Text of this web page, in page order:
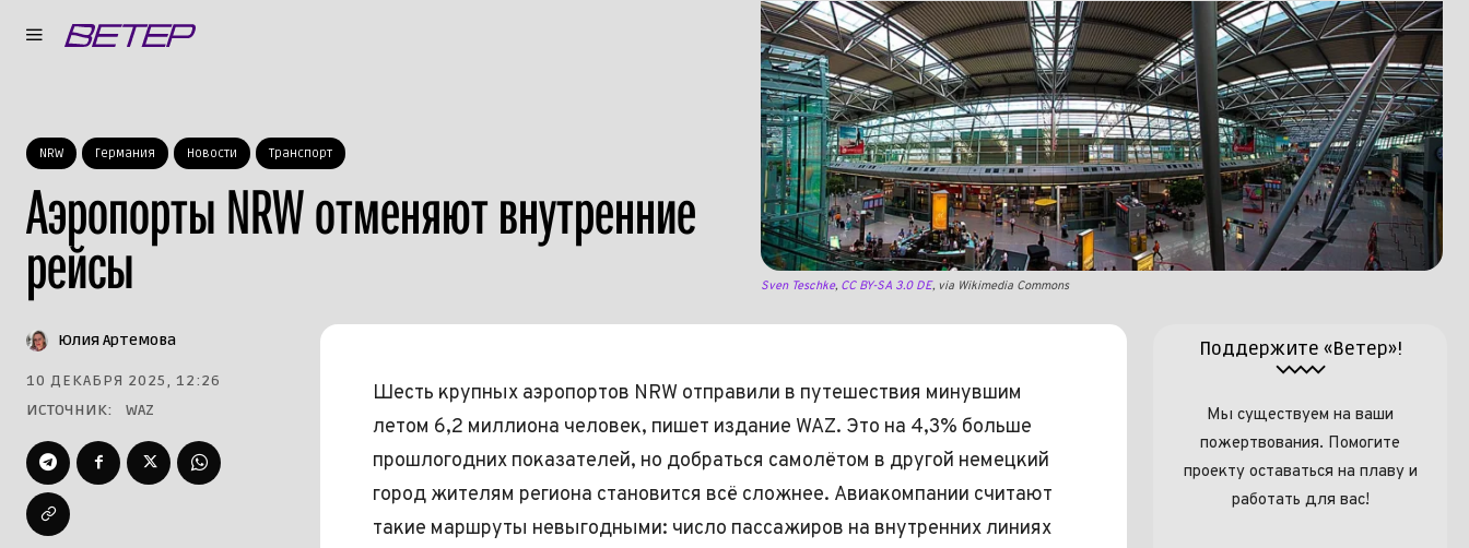
NRW Германия Новости Транспорт
Аэропорты NRW отменяют внутренние
рейсы Sven Teschke, CC BY-SA 3.0 DE, via Wikimedia Commons
Юлия Артемова
10 ДЕКАБРЯ 2025, 12:26
ИСТОЧНИК:
WAZ
Шесть крупных аэропортов NRW отправили в путешествия минувшим
летом 6,2 миллиона человек, пишет издание WAZ. Это на 4,3% больше
прошлогодних показателей, но добраться самолётом в другой немецкий
город жителям региона становится всё сложнее. Авиакомпании считают
такие маршруты невыгодными: число пассажиров на внутренних линиях
Поддержите «Ветер»!
Мы существуем на ваши
пожертвования. Помогите
проекту оставаться на плаву и
работать для вас!